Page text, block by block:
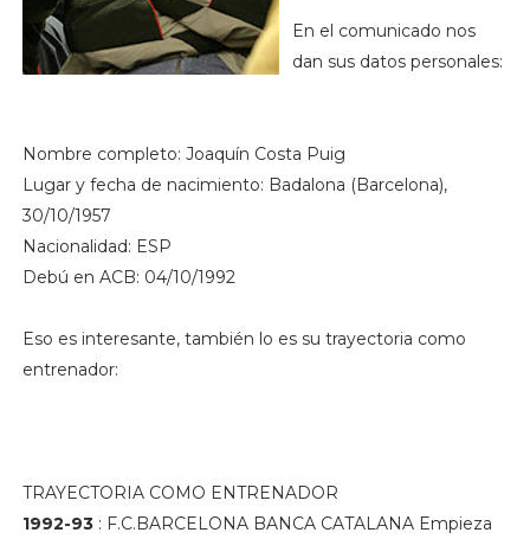
En el comunicado nos
dan sus datos personales:
Nombre completo: Joaquín Costa Puig
Lugar y fecha de nacimiento: Badalona (Barcelona),
30/10/1957
Nacionalidad: ESP
Debú en ACB: 04/10/1992
Eso es interesante, también lo es su trayectoria como
entrenador:
TRAYECTORIA COMO ENTRENADOR
1992-93: F.C.BARCELONA BANCA CATALANA Empieza